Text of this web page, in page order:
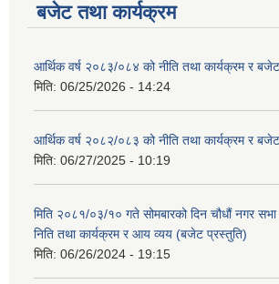
बजेट तथा कार्यक्रम
आर्थिक वर्ष २०८३/०८४ को नीति तथा कार्यक्रम र बजेट
मिति: 06/25/2026 - 14:24
आर्थिक वर्ष २०८२/०८३ को नीति तथा कार्यक्रम र बजेट
मिति: 06/27/2025 - 10:19
मिति २०८१/०३/१० गते सोमबारको दिन चौधौं नगर
निति तथा कार्यक्रम र आय व्यय (बजेट प्रस्तुति)
मिति: 06/26/2024 - 19:15